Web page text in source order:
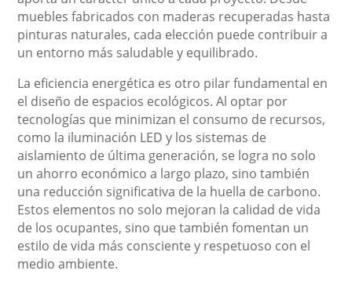
muebles fabricados con maderas recuperadas hasta
pinturas naturales, cada elección puede contribuir a
un entorno más saludable y equilibrado.
La eficiencia energética es otro pilar fundamental en
el diseño de espacios ecológicos. Al optar por
tecnologías que minimizan el consumo de recursos,
como la iluminación LED y los sistemas de
aislamiento de última generación, se logra no solo
un ahorro económico a largo plazo, sino también
una reducción significativa de la huella de carbono.
Estos elementos no solo mejoran la calidad de vida
de los ocupantes, sino que también fomentan un
estilo de vida más consciente y respetuoso con el
medio ambiente.